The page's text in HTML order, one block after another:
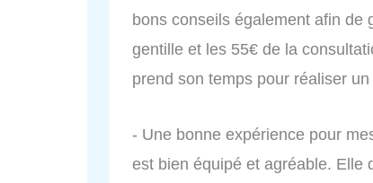
bons conseils également afin de
gentille et les 55€ de la
prend son temps pour réaliser
- Une bonne expérience pour
est bien équipé et agréable. Elle